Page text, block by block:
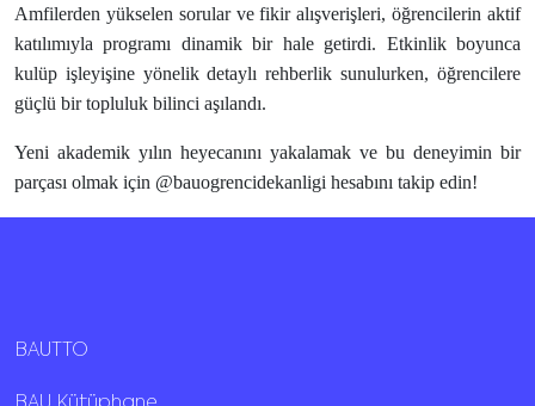
Amfilerden yükselen sorular ve fikir alışverişleri, öğrencilerin aktif
katılımıyla programı dinamik bir hale getirdi. Etkinlik boyunca
kulüp işleyişine yönelik detaylı rehberlik sunulurken, öğrencilere
güçlü bir topluluk bilinci aşılandı.
Yeni akademik yılın heyecanını yakalamak ve bu deneyimin bir
parçası olmak için @bauogrencidekanligi hesabını takip edin!
BAUTTO